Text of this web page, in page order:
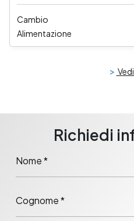
Cambio
Alimentazione
>
Richiedi
Nome *
Cognome *